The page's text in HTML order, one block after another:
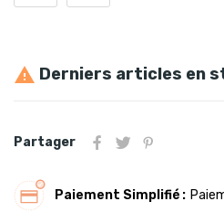
 Derniers articles en
Partager
Paiement Simplifié